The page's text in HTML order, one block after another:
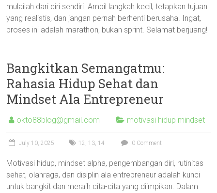
mulailah dari diri sendiri. Ambil langkah kecil, tetapkan tujuan
yang realistis, dan jangan pernah berhenti berusaha. Ingat,
proses ini adalah marathon, bukan sprint. Selamat berjuang!
Bangkitkan Semangatmu:
Rahasia Hidup Sehat dan
Mindset Ala Entrepreneur
okto88blog@gmail.com motivasi hidup mindset
July 10, 2025 12 , 13, 14 0 Comment
Motivasi hidup, mindset alpha, pengembangan diri, rutinitas
sehat, olahraga, dan disiplin ala entrepreneur adalah kunci
untuk bangkit dan meraih cita-cita yang diimpikan. Dalam